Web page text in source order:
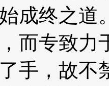
成终之道
而专致力
手，故不